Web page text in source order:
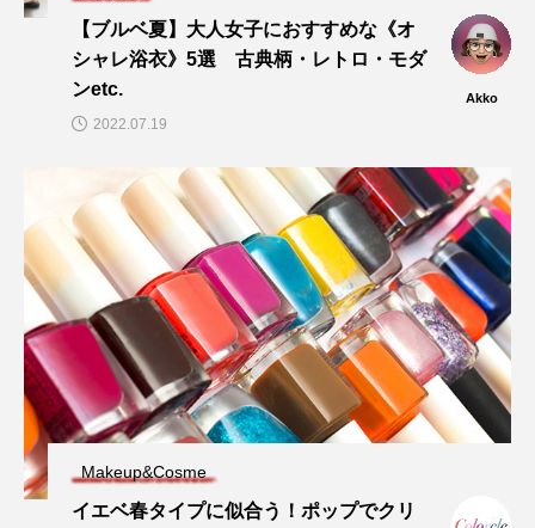
【ブルベ夏】大人女子におすすめな《オ
シャレ浴衣》5選 古典柄・レトロ・モダ
ンetc.
Akko
2022.07.19
Makeup&Cosme
イエベ春タイプに似合う！ポップでクリ